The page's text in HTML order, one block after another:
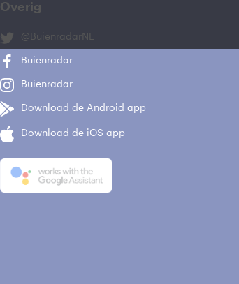
Overig
@BuienradarNL
Buienradar
Buienradar
Download de Android app
Download de iOS app